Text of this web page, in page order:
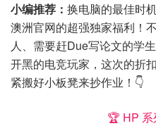
小编推荐： 换电脑的最佳时
澳洲官网的超强独家福利！
人、需要赶Due写论文的学
开黑的电竞玩家，这次的折
紧搬好小板凳来抄作业！👇
🏆 HP